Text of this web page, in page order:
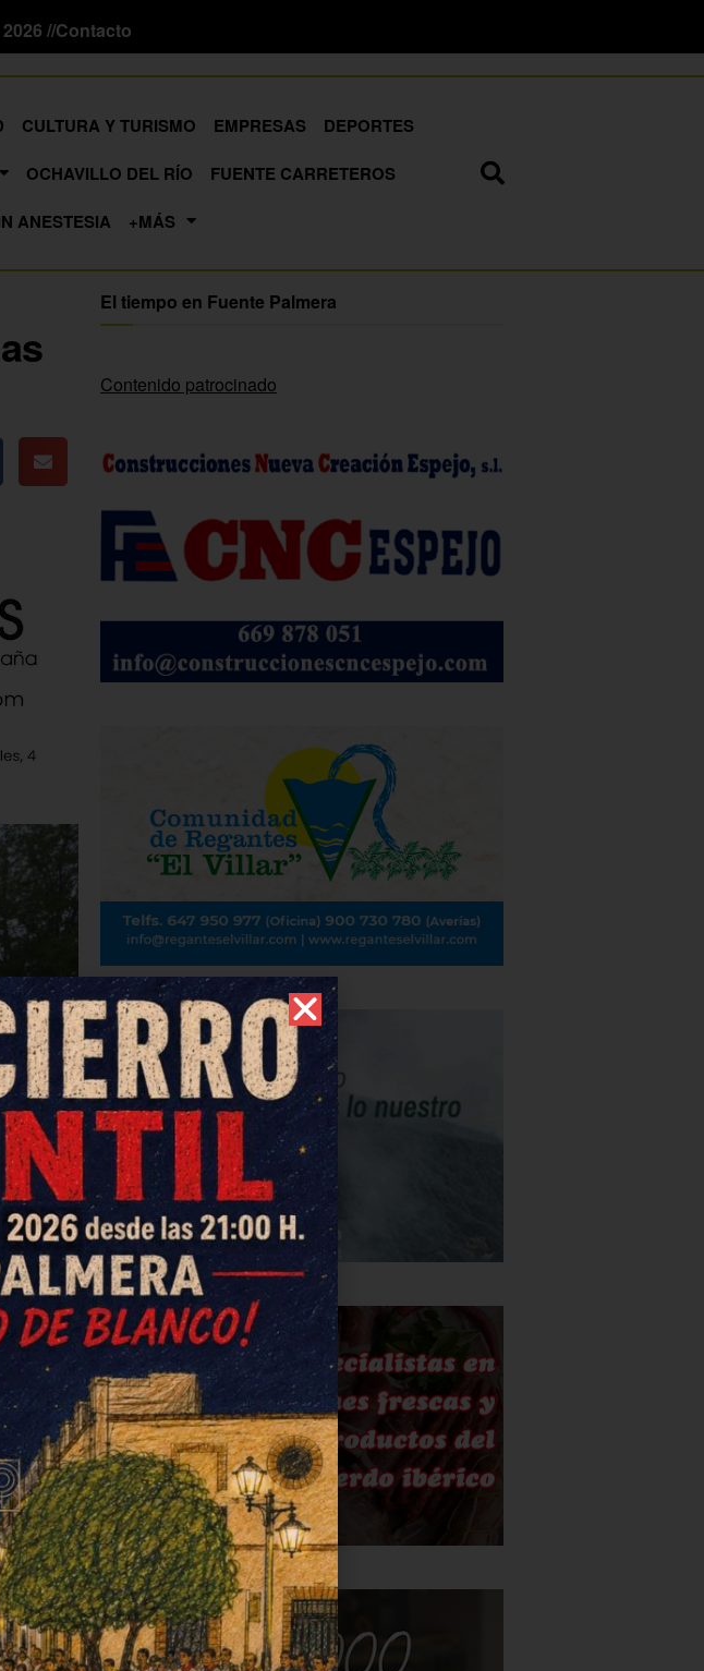
//Contacto
CULTURA Y TURISMO EMPRESAS
DEPORTES
OCHAVILLO DEL RÍO
FUENTE CARRETEROS
ANESTESIA +MÁS
domingo
El tiempo en Fuente Palmera
Contenido patrocinado